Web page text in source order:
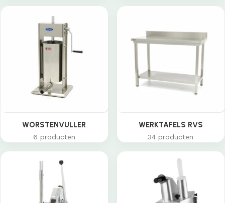
WORSTENVULLER
6 producten
WERKTAFELS RVS
34 producten